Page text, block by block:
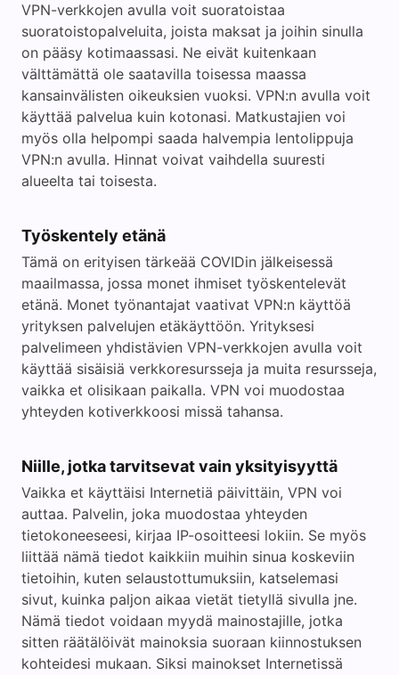
VPN-verkkojen avulla voit suoratoistaa
suoratoistopalveluita, joista maksat ja joihin sinulla
on pääsy kotimaassasi. Ne eivät kuitenkaan
välttämättä ole saatavilla toisessa maassa
kansainvälisten oikeuksien vuoksi. VPN:n avulla voit
käyttää palvelua kuin kotonasi. Matkustajien voi
myös olla helpompi saada halvempia lentolippuja
VPN:n avulla. Hinnat voivat vaihdella suuresti
alueelta tai toisesta.
Työskentely etänä
Tämä on erityisen tärkeää COVIDin jälkeisessä
maailmassa, jossa monet ihmiset työskentelevät
etänä. Monet työnantajat vaativat VPN:n käyttöä
yrityksen palvelujen etäkäyttöön. Yrityksesi
palvelimeen yhdistävien VPN-verkkojen avulla voit
käyttää sisäisiä verkkoresursseja ja muita resursseja,
vaikka et olisikaan paikalla. VPN voi muodostaa
yhteyden kotiverkkoosi missä tahansa.
Niille, jotka tarvitsevat vain yksityisyyttä
Vaikka et käyttäisi Internetiä päivittäin, VPN voi
auttaa. Palvelin, joka muodostaa yhteyden
tietokoneeseesi, kirjaa IP-osoitteesi lokiin. Se myös
liittää nämä tiedot kaikkiin muihin sinua koskeviin
tietoihin, kuten selaustottumuksiin, katselemasi
sivut, kuinka paljon aikaa vietät tietyllä sivulla jne.
Nämä tiedot voidaan myydä mainostajille, jotka
sitten räätälöivät mainoksia suoraan kiinnostuksen
kohteidesi mukaan. Siksi mainokset Internetissä